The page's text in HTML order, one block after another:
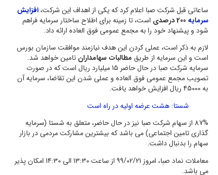
ساعاتی قبل شرکت صبا اعلام کرد که یکی از اهداف این شرکت،افزایش
سرمایه
است، تا زمینه برای اطلاح ساختار سرمایه فراهم
شود و پیشنهاد خود را به مجمع عمومی فوق العاده ارائه داد.
لازم به ذکر است، عملی کردن این هدف نیازمند موافقت سازمان بورس
است و این سرمایه از طریق مطالبات سهامداران تامین خواهد شد.
سرمایه شرکت صبا در حال حاضر 15 میلیارد ریال است که در صورت
تصویب مجمع عمومی فوق العاده و عملی شدن این تقاضا، سرمایه آن
به 45000 ریال افزایش خواهد یافت.
شستا: هشت عرضه اولیه در راه است
87% از سهام شرکت صبا نیز در حال حاضر، متعلق به شستا (سرمایه
گذاری تامین اجتماعی) می باشد که بیشترین مشارکت مردمی در بازار
سهام را بدنبال داشت.
معاملات نماد صبا، امروز 99/02/21 از ساعت 13:30 الی 14:30 امکان پذیر
می باشد.